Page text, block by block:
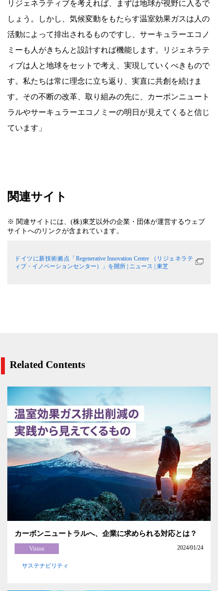
リジェネラティブを考えれば、まずは地球が視野に入るで
しょう。しかし、気候変動をもたらす温室効果ガスは人の
活動によって排出されるものですし、サーキュラーエコノ
ミーも人がきちんと設計すれば機能します。リジェネラテ
ィブは人と地球をセットで考え、実現していくべきもので
す。私たちは常に理念に立ち返り、実直に共創を続けま
す。その不断の改革、取り組みの先に、カーボンニュート
ラルやサーキュラーエコノミーの明日が見えてくると信じ
ています」
関連サイト
※ 関連サイトには、(株)東芝以外の企業・団体が運営するウェブ
サイトへのリンクが含まれています。
ドイツに新技術拠点「Regenerative Innovation Centre （リジェネラテ
ィブ・イノベーションセンター）」を開所 | ニュース | 東芝
Related Contents
カーボンニュートラルへ、企業に求められる対応とは？
2024/01/24
Vision
サステナビリティ